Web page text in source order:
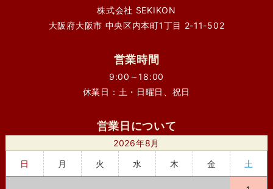
株式会社 SEKIKON
大阪府大阪市 中央区内本町1丁目 2-11-502
営業時間
9:00～18:00
休業日：土・日曜日、祝日
営業日について
2026年8月
日
月 火 水 木 金 土